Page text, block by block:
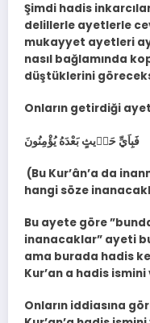
Şimdi hadis
delillerle ayetlerle
mukayyet ayetleri
nasıl bağlamında
düştüklerini
Onların getirdiği
(Bu Kur’ân’a da
hangi söze
Bu ayete göre
inanacaklar” ayeti
ama burada hadis
Kur’an a hadis ismini
Onların iddiasına